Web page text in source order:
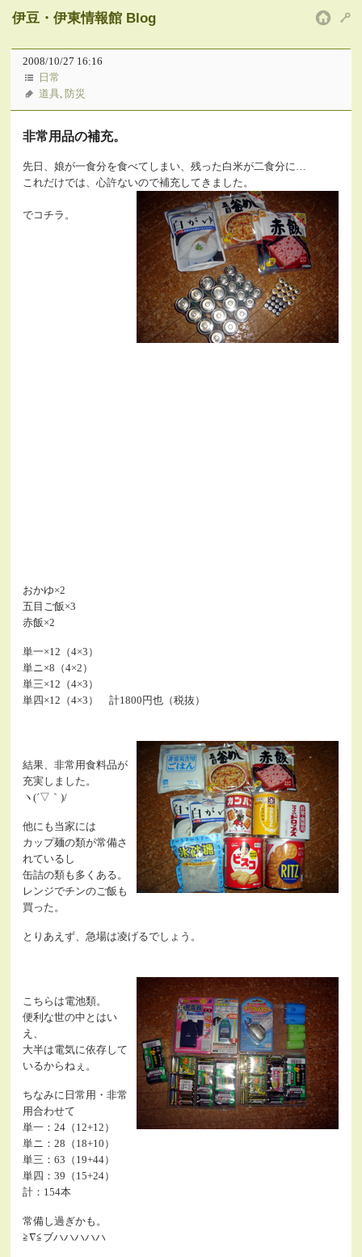
伊豆・伊東情報館 Blog
2008/10/27 16:16
日常
道具, 防災
非常用品の補充。
先日、娘が一食分を食べてしまい、残った白米が二食分に…
これだけでは、心許ないので補充してきました。
でコチラ。
おかゆ×2
五目ご飯×3
赤飯×2
単一×12（4×3）
単ニ×8（4×2）
単三×12（4×3）
単四×12（4×3） 計1800円也（税抜）
結果、非常用食料品が
充実しました。
ヽ(´▽｀)/
他にも当家には
カップ麺の類が常備さ
れているし
缶詰の類も多くある。
レンジでチンのご飯も
買った。
とりあえず、急場は凌げるでしょう。
こちらは電池類。
便利な世の中とはい
え、
大半は電気に依存して
いるからねぇ。
ちなみに日常用・非常
用合わせて
単一：24（12+12）
単ニ：28（18+10）
単三：63（19+44）
単四：39（15+24）
計：154本
常備し過ぎかも。
≧∇≦ブハハハハハ